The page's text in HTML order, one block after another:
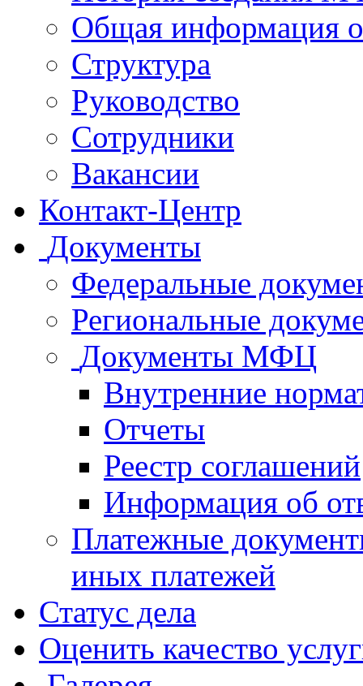
Общая
Структура
Руководство
Сотрудники
Вакансии
Контакт-Центр
Документы
Федеральные
Региональные
Документы МФЦ
Внутренние
Отчеты
Реестр соглашений
Информация об
Платежные
иных платежей
Статус дела
Оценить качество